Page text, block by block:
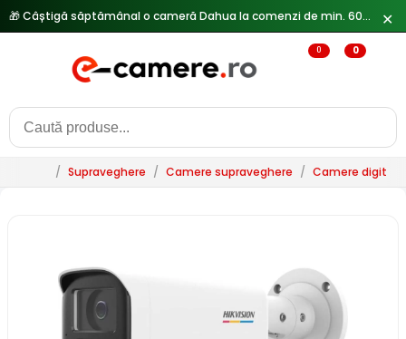
🔥 Reduceri de pana la 25% doar in luna iulie → Vezi ofertele ✕
0 0
/ Supraveghere / Camere supraveghere / Camere digitale